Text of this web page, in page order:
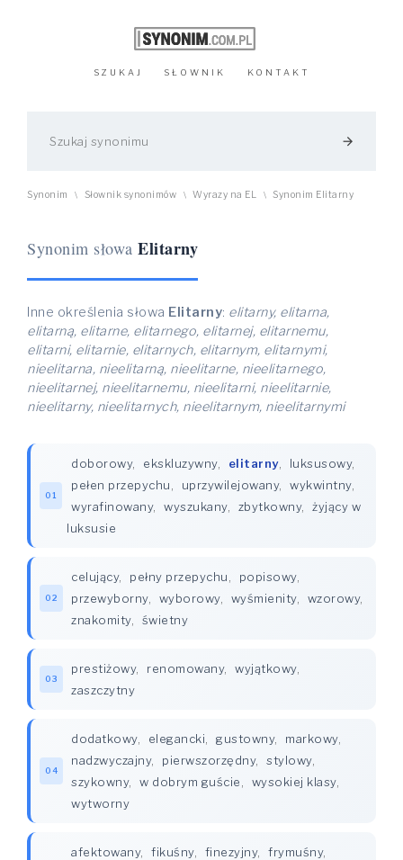
SZUKAJ SŁOWNIK KONTAKT
arrow_forward
Synonim \ Słownik synonimów \ Wyrazy na EL \ Synonim Elitarny
Synonim słowa Elitarny
Inne określenia słowa Elitarny: elitarny, elitarna,
elitarną, elitarne, elitarnego, elitarnej, elitarnemu,
elitarni, elitarnie, elitarnych, elitarnym, elitarnymi,
nieelitarna, nieelitarną, nieelitarne, nieelitarnego,
nieelitarnej, nieelitarnemu, nieelitarni, nieelitarnie,
nieelitarny, nieelitarnych, nieelitarnym, nieelitarnymi
01
doborowy, ekskluzywny, elitarny, luksusowy,
pełen przepychu
uprzywilejowany, wykwintny,
wyrafinowany, wyszukany, zbytkowny,
żyjący w
luksusie
02
celujący, pełny przepychu popisowy,
przewyborny, wyborowy, wyśmienity, wzorowy,
znakomity, świetny
03
prestiżowy, renomowany, wyjątkowy,
zaszczytny
04
dodatkowy, elegancki gustowny, markowy,
nadzwyczajny, pierwszorzędny, stylowy,
szykowny, w dobrym guście wysokiej klasy,
wytworny
afektowany, fikuśny, finezyjny, frymuśny,